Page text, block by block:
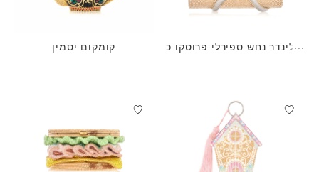
צילינדר נחש ספירלי פרוסקו כ
קומקום יסמין